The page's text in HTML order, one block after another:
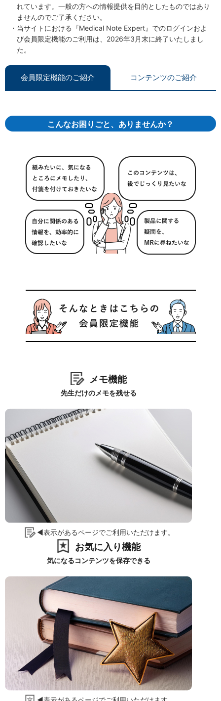
れています。一般の方への情報提供を目的としたものではあり
ませんのでご了承ください。
当サイトにおける『Medical Note Expert』でのログインおよ
び会員限定機能のご利用は、2026年3月末に終了いたしまし
た。
会員限定機能のご紹介 コンテンツのご紹介
こんなお困りごと、ありませんか？
メモ機能
先生だけのメモを残せる
◀表示があるページでご利用いただけます。
お気に入り機能
気になるコンテンツを保存できる